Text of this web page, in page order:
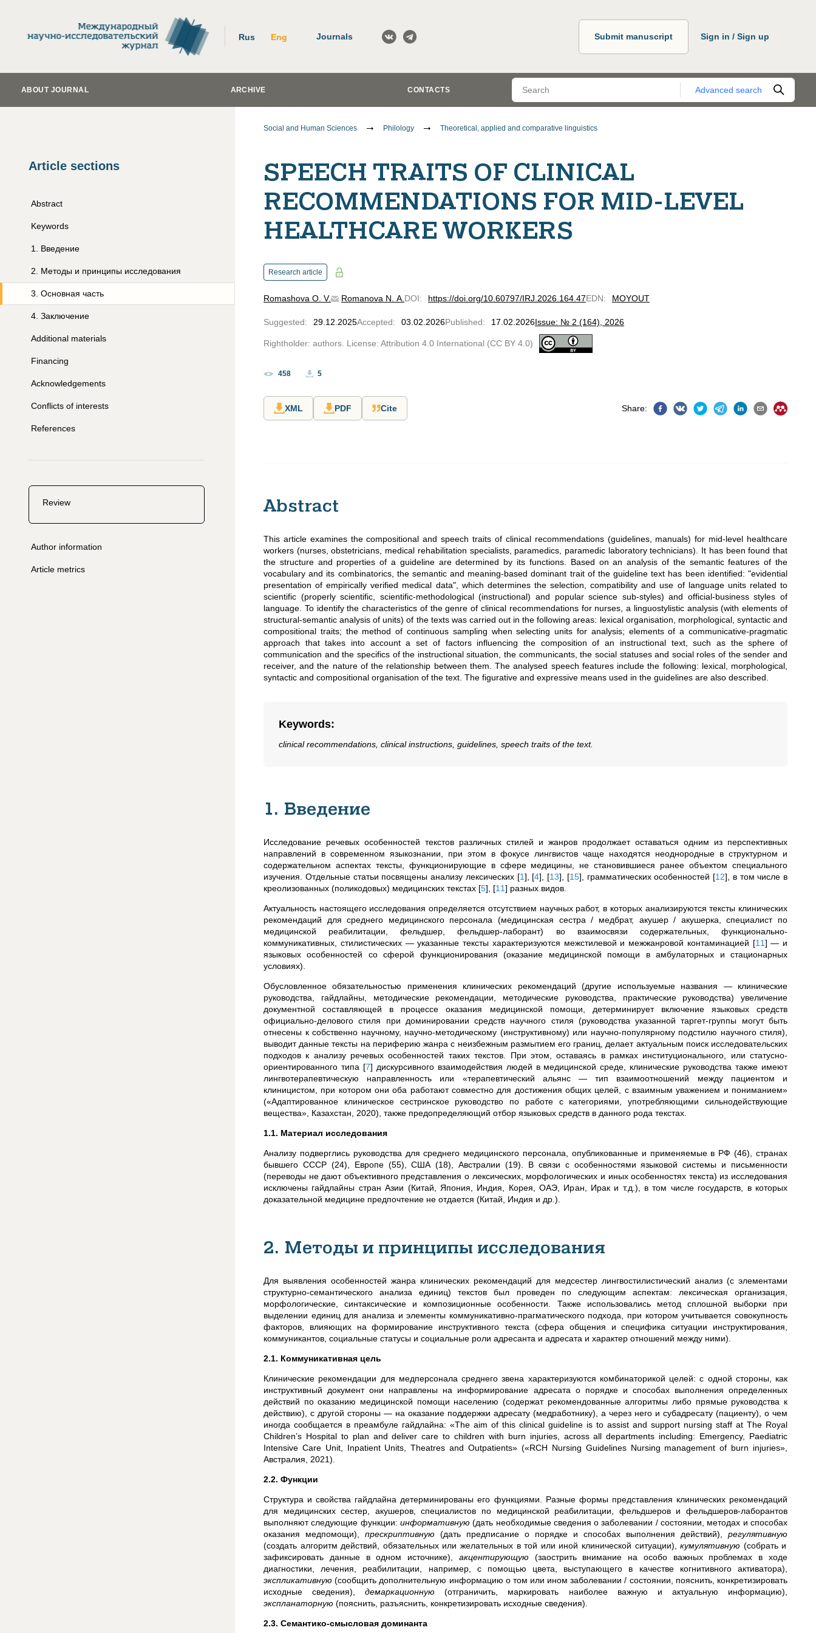
Rus Eng Journals Submit manuscript Sign in / Sign up
ABOUT JOURNAL ARCHIVE CONTACTS Advanced search
Article sections
Abstract
Keywords
1 Введение
2 Методы и принципы исследования
3 Основная часть
4 Заключение
Additional materials
Financing
Acknowledgements
Conflicts of interests
References
Review
Author information
Article metrics
Social and Human Sciences Philology Theoretical, applied and comparative linguistics
SPEECH TRAITS OF CLINICAL
RECOMMENDATIONS FOR MID-LEVEL
HEALTHCARE WORKERS
Research article
Romashova O. V. Romanova N. A. DOI: https://doi.org/10.60797/IRJ.2026.164.47EDN: MOYOUT
Suggested: 29.12.2025Accepted: 03.02.2026Published: 17.02.2026Issue: № 2 (164), 2026
Rightholder: authors. License: Attribution 4.0 International (CC BY 4.0)
458 5
XML PDF Cite Share:
Abstract
This article examines the compositional and speech traits of clinical recommendations (guidelines, manuals) for mid-level healthcare
workers (nurses, obstetricians, medical rehabilitation specialists, paramedics, paramedic laboratory technicians). It has been found that
the structure and properties of a guideline are determined by its functions. Based on an analysis of the semantic features of the
vocabulary and its combinatorics, the semantic and meaning-based dominant trait of the guideline text has been identified: "evidential
presentation of empirically verified medical data", which determines the selection, compatibility and use of language units related to
scientific (properly scientific, scientific-methodological (instructional) and popular science sub-styles) and official-business styles of
language. To identify the characteristics of the genre of clinical recommendations for nurses, a linguostylistic analysis (with elements of
structural-semantic analysis of units) of the texts was carried out in the following areas: lexical organisation, morphological, syntactic and
compositional traits; the method of continuous sampling when selecting units for analysis; elements of a communicative-pragmatic
approach that takes into account a set of factors influencing the composition of an instructional text, such as the sphere of
communication and the specifics of the instructional situation, the communicants, the social statuses and social roles of the sender and
receiver, and the nature of the relationship between them. The analysed speech features include the following: lexical, morphological,
syntactic and compositional organisation of the text. The figurative and expressive means used in the guidelines are also described.
Keywords:
clinical recommendations, clinical instructions, guidelines, speech traits of the text.
1. Введение
Исследование речевых особенностей текстов различных стилей и жанров продолжает оставаться одним из перспективных
направлений в современном языкознании, при этом в фокусе лингвистов чаще находятся неоднородные в структурном и
содержательном аспектах тексты, функционирующие в сфере медицины, не становившиеся ранее объектом специального
изучения. Отдельные статьи посвящены анализу лексических [1] [4] [13] [15] , грамматических особенностей [12] , в том числе в
креолизованных (поликодовых) медицинских текстах [5] [11] разных видов.
Актуальность настоящего исследования определяется отсутствием научных работ, в которых анализируются тексты клинических
рекомендаций для среднего медицинского персонала (медицинская сестра / медбрат, акушер / акушерка, специалист по
медицинской реабилитации, фельдшер, фельдшер-лаборант) во взаимосвязи содержательных, функционально-
коммуникативных, стилистических — указанные тексты характеризуются межстилевой и межжанровой контаминацией [11] — и
языковых особенностей со сферой функционирования (оказание медицинской помощи в амбулаторных и стационарных
условиях).
Обусловленное обязательностью применения клинических рекомендаций (другие используемые названия —клинические
руководства, гайдлайны, методические рекомендации, методические руководства, практические руководства) увеличение
документной составляющей в процессе оказания медицинской помощи, детерминирует включение языковых средств
официально-делового стиля при доминировании средств научного стиля (руководства указанной таргет-группы могут быть
отнесены к собственно научному, научно-методическому (инструктивному) или научно-популярному подстилю научного стиля),
выводит данные тексты на периферию жанра с неизбежным размытием его границ, делает актуальным поиск исследовательских
подходов к анализу речевых особенностей таких текстов. При этом, оставаясь в рамках институционального, или статусно-
ориентированного типа [7] дискурсивного взаимодействия людей в медицинской среде, клинические руководства также имеют
лингвотерапевтическую направленность или «терапевтический альянс — тип взаимоотношений между пациентом и
клиницистом, при котором они оба работают совместно для достижения общих целей, с взаимным уважением и пониманием»
(«Адаптированное клиническое сестринское руководство по работе с категориями, употребляющими сильнодействующие
вещества», Казахстан, 2020), также предопределяющий отбор языковых средств в данного рода текстах.
1.1. Материал исследования
Анализу подверглись руководства для среднего медицинского персонала, опубликованные и применяемые в РФ (46), странах
бывшего СССР (24), Европе (55), США (18), Австралии (19). В связи с особенностями языковой системы и письменности
(переводы не дают объективного представления о лексических, морфологических и иных особенностях текста) из исследования
исключены гайдлайны стран Азии (Китай, Япония, Индия, Корея, ОАЭ, Иран, Ирак и т.д.), в том числе государств, в которых
доказательной медицине предпочтение не отдается (Китай, Индия и др.).
2. Методы и принципы исследования
Для выявления особенностей жанра клинических рекомендаций для медсестер лингвостилистический анализ (с элементами
структурно-семантического анализа единиц) текстов был проведен по следующим аспектам: лексическая организация,
морфологические, синтаксические и композиционные особенности. Также использовались метод сплошной выборки при
выделении единиц для анализа и элементы коммуникативно-прагматического подхода, при котором учитывается совокупность
факторов, влияющих на формирование инструктивного текста (сфера общения и специфика ситуации инструктирования,
коммуникантов, социальные статусы и социальные роли адресанта и адресата и характер отношений между ними).
2.1. Коммуникативная цель
Клинические рекомендации для медперсонала среднего звена характеризуются комбинаторикой целей: с одной стороны, как
инструктивный документ они направлены на информирование адресата о порядке и способах выполнения определенных
действий по оказанию медицинской помощи населению (содержат рекомендованные алгоритмы либо прямые руководства к
действию), с другой стороны — на оказание поддержки адресату (медработнику), а через него и субадресату (пациенту), о чем
иногда сообщается в преамбуле гайдлайна: «The aim of this clinical guideline is to assist and support nursing staff at The Royal
Children’s Hospital to plan and deliver care to children with burn injuries, across all departments including: Emergency, Paediatric
Intensive Care Unit, Inpatient Units, Theatres and Outpatients» («RCH Nursing Guidelines Nursing management of burn injuries»,
Австралия, 2021).
2.2. Функции
Структура и свойства гайдлайна детерминированы его функциями. Разные формы представления клинических рекомендаций
для медицинских сестер, акушеров, специалистов по медицинской реабилитации, фельдшеров и фельдшеров-лаборантов
выполняют следующие функции: информативную (дать необходимые сведения о заболевании / состоянии, методах и способах
оказания медпомощи), прескриптивную (дать предписание о порядке и способах выполнения действий), регулятивную
(создать алгоритм действий, обязательных или желательных в той или иной клинической ситуации),кумулятивную (собрать и
зафиксировать данные в одном источнике), акцентирующую (заострить внимание на особо важных проблемах в ходе
диагностики, лечения, реабилитации, например, с помощью цвета, выступающего в качестве когнитивного активатора),
экспликативную (сообщить дополнительную информацию о том или ином заболевании / состоянии, пояснить, конкретизировать
исходные сведения),демаркационную (отграничить, маркировать наиболее важную и актуальную информацию),
экспланаторную (пояснить, разъяснить, конкретизировать исходные сведения).
2.3. Семантико-смысловая доминанта